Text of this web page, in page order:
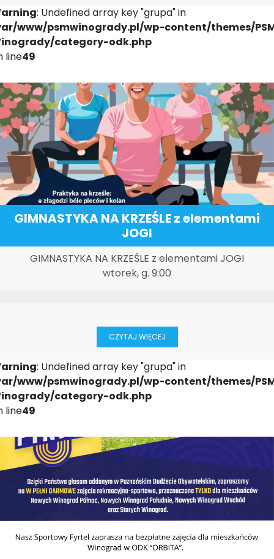
: Undefined array key "grupa" in
www/psmwinogrady.pl/wp-content/themes/
category-odk.php
line49
GIMNASTYKA NA KRZEŚLE z elementami
JOGI
GIMNASTYKA NA KRZEŚLE z elementami JOGI
wtorek, g. 9:00
CZYTAJ WIĘCEJ
: Undefined array key "grupa" in
www/psmwinogrady.pl/wp-content/themes/
category-odk.php
line49